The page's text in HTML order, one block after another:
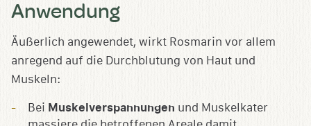
Anwendung
Äußerlich angewendet, wirkt Rosmarin vor allem
anregend auf die Durchblutung von Haut und
Muskeln:
Bei Muskelverspannungen und Muskelkater